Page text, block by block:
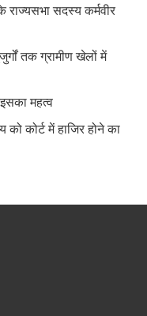
सदस्य कर्मवीर
तक ग्रामीण खेलों में
महत्व
को कोर्ट में हाजिर होने का